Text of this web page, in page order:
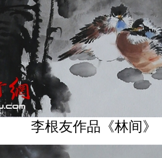
李根友作品《林间》